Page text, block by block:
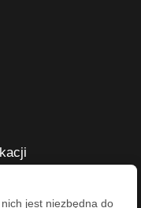
jest niezbędna do